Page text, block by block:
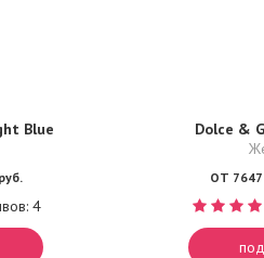
Blue
4
Dolce &
ОТ 7647